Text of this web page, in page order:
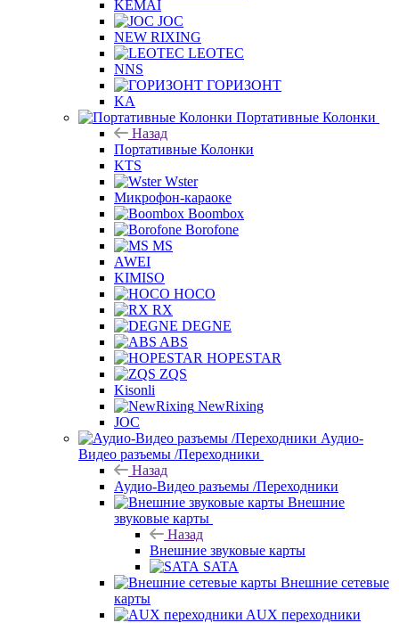
KEMAI
JOC
NEW RIXING
LEOTEC
NNS
ГОРИЗОНТ
KA
Портативные Колонки
Назад
Портативные Колонки
KTS
Wster
Микрофон-караоке
Boombox
Borofone
MS
AWEI
KIMISO
HOCO
RX
DEGNE
ABS
HOPESTAR
ZQS
Kisonli
NewRixing
JOC
Аудио-
Видео разъемы /Переходники
Назад
Аудио-Видео разъемы /Переходники
Внешние
звуковые карты
Назад
Внешние звуковые карты
SATA
Внешние сетевые
карты
AUX переходники